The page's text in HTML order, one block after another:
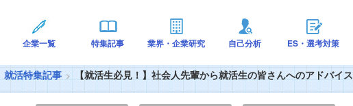
企業一覧 特集記事 業界・企業研究 自己分析 ES・選考対策
就活特集記事 【就活生必見！】社会人先輩から就活生の皆さんへのアドバイス